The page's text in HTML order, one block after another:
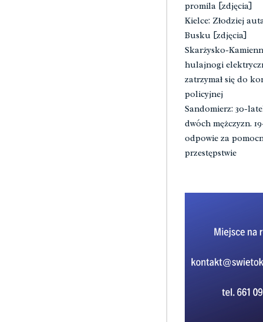
promila [zdjęcia]
Kielce: Złodziej
Busku [zdjęcia]
Skarżysko-
hulajnogi
zatrzymał się do
policyjnej
Sandomierz: 30-
dwóch mężczyzn.
odpowie za
przestępstwie